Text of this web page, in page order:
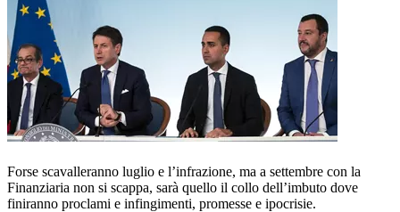
Forse scavalleranno luglio e l’infrazione, ma a settembre con la
Finanziaria non si scappa, sarà quello il collo dell’imbuto dove
finiranno proclami e infingimenti, promesse e ipocrisie.